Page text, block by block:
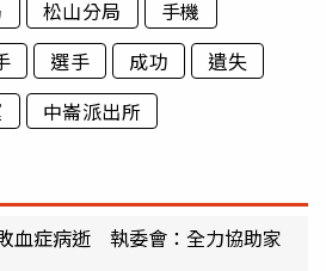
松山分局
手機
選手 成功
遺失
中崙派出所
血症病逝 執委會：全力協助家